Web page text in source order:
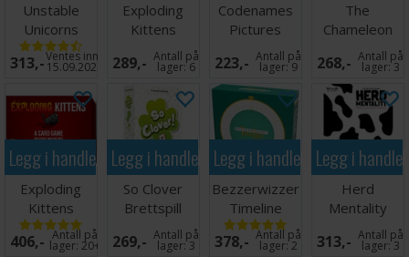
Unstable
Unicorns
Brettspill
313,-Ventes inn
15.09.2026
Exploding
Kittens
Recipes for
Disaster
289,- Antall på
lager:6
Codenames
Pictures
Kortspill -
ENGELSK
223,- Antall på
lager:9
The
Chameleon
Brettspill
268,- Antall på
lager:3
Legg i handlekurven
Exploding
Kittens
Kortspill
Engelsk
406,- Antall på
lager: 20+
Legg i handlekurven
So Clover
Brettspill
269,- Antall på
lager:3
Legg i handlekurven
Bezzerwizzer
Timeline
Brettspill
378,- Antall på
lager:2
Legg i
Herd
Mentality
Partyspill
313,- Antall på
lager:3